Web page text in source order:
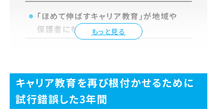
もっと見る
「ほめて伸ばすキャリア教育」が地域や
保護者にも浸透
キャリア教育を再び根付かせるために
試行錯誤した3年間